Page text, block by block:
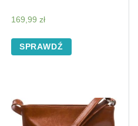
169,99 zł
SPRAWDŹ